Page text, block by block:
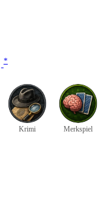
*
Krimi Merkspiel